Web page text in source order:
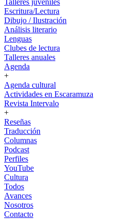
Talleres juveniles
Escritura/Lectura
Dibujo / Ilustración
Análisis literario
Lenguas
Clubes de lectura
Talleres anuales
Agenda
+
Agenda cultural
Actividades en Escaramuza
Revista Intervalo
+
Reseñas
Traducción
Columnas
Podcast
Perfiles
YouTube
Cultura
Todos
Avances
Nosotros
Contacto